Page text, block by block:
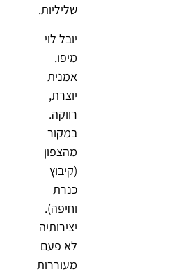
שליליות.
יובל לוי
מיפו.
אמנית
יוצרת,
רווקה.
במקור
מהצפון
(קיבוץ
כנרת
וחיפה).
יצירותיה
לא פעם
מעוררות